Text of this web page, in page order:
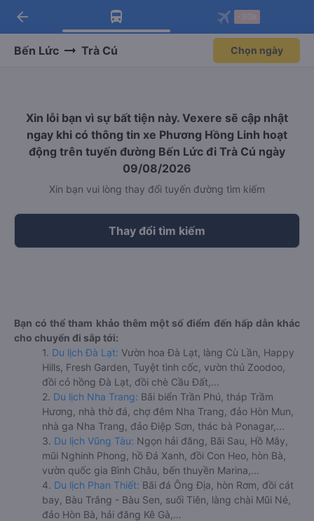
Tải app Vexere ngay!
Nhận ưu đãi thành viên độc
Mở app
Tải app Vexere
-30k/ghế khi đặt vé máy bay qua
Mở app
arrow_back
Bến Lức Trà Cú Chọn ngày
Xin lỗi bạn vì sự bất tiện này. Vexere sẽ cập nhật
ngay khi có thông tin xe Phương Hồng Linh hoạt
động trên tuyến đường Bến Lức đi Trà Cú ngày
09/08/2026
Xin bạn vui lòng thay đổi tuyến đường tìm kiếm
Thay đổi tìm kiếm
Bạn có thể tham khảo thêm một số điểm đến hấp dẫn khác
cho chuyến đi sắp tới:
1. Du lịch Đà Lạt: Vườn hoa Đà Lạt, làng Cù Lần, Happy
Hills, Fresh Garden, Tuyệt tình cốc, vườn thú Zoodoo,
đồi cỏ hồng Đà Lạt, đồi chè Cầu Đất,...
2. Du lịch Nha Trang: Bãi biển Trần Phú, tháp Trầm
Hương, nhà thờ đá, chợ đêm Nha Trang, đảo Hòn Mun,
nhà ga Nha Trang, đảo Điệp Sơn, thác bà Ponagar,...
3. Du lịch Vũng Tàu: Ngọn hải đăng, Bãi Sau, Hồ Mây,
mũi Nghinh Phong, hồ Đá Xanh, đồi Con Heo, hòn Bà,
vườn quốc gia Bình Châu, bến thuyền Marina,...
4. Du lịch Phan Thiết: Bãi đá Ông Địa, hòn Rơm, đồi cát
bay, Bàu Trắng - Bàu Sen, suối Tiên, làng chài Mũi Né,
đảo Hòn Bà, hải đăng Kê Gà,...